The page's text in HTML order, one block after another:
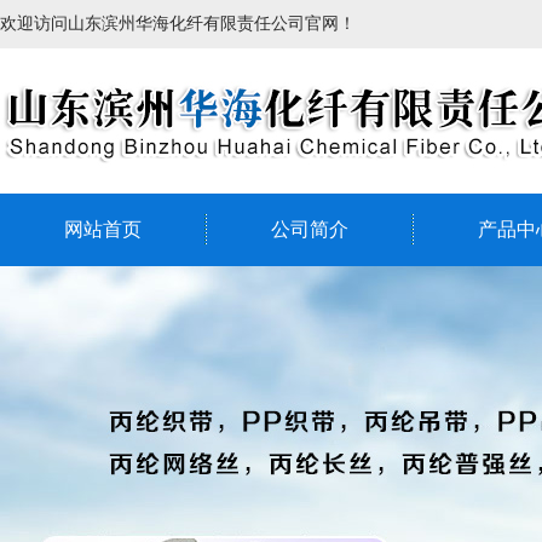
欢迎访问山东滨州华海化纤有限责任公司官网！
网站首页 公司简介 产品中